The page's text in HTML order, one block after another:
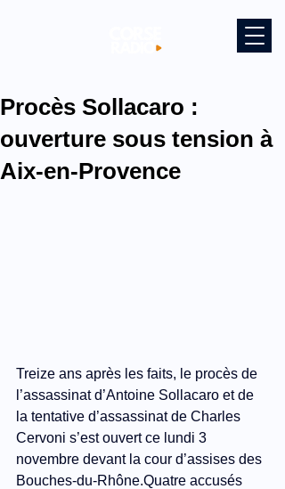
Procès Sollacaro :
ouverture sous tension à
Aix-en-Provence
Treize ans après les faits, le procès de
l’assassinat d’Antoine Sollacaro et de
la tentative d’assassinat de Charles
Cervoni s’est ouvert ce lundi 3
novembre devant la cour d’assises des
Bouches-du-Rhône.Quatre accusés